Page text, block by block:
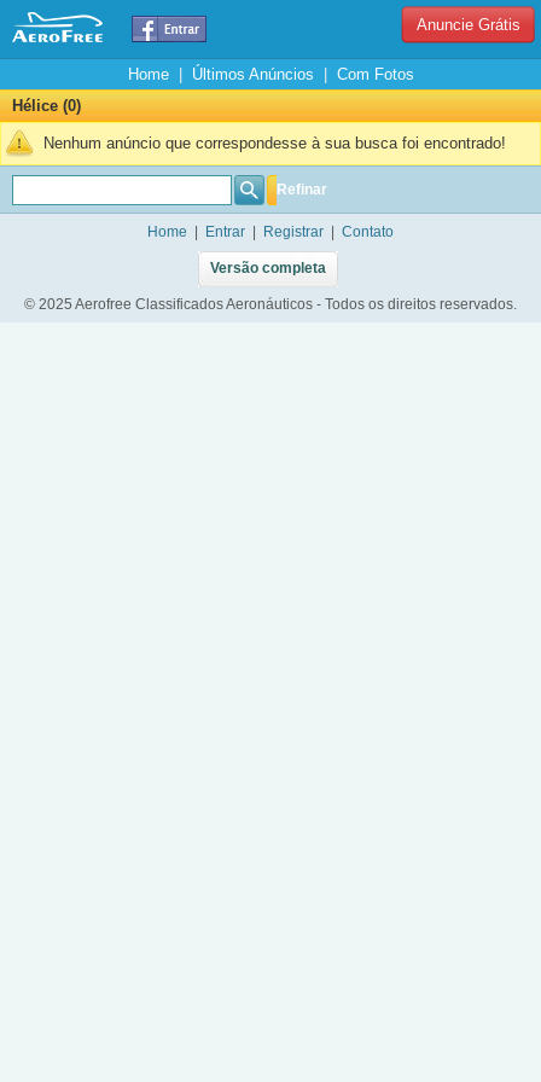
Anuncie Grátis
Home| Últimos Anúncios
Com Fotos
Hélice (0)
Nenhum anúncio que correspondesse à sua busca foi encontrado!
Refinar
Home Entrar Registrar Contato
Versão completa
© 2025 Aerofree Classificados Aeronáuticos - Todos os direitos reservados.